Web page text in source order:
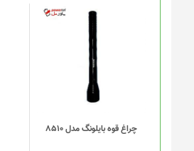
چراغ قوه بایلونگ مدل 8510